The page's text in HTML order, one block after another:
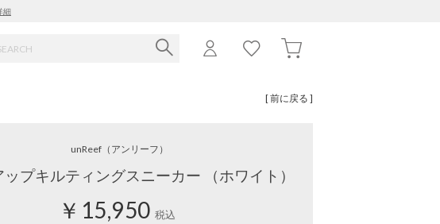
細
[ 前に戻る ]
unReef（アンリーフ）
ップキルティングスニーカー （ホワイト）
￥15,950 税込